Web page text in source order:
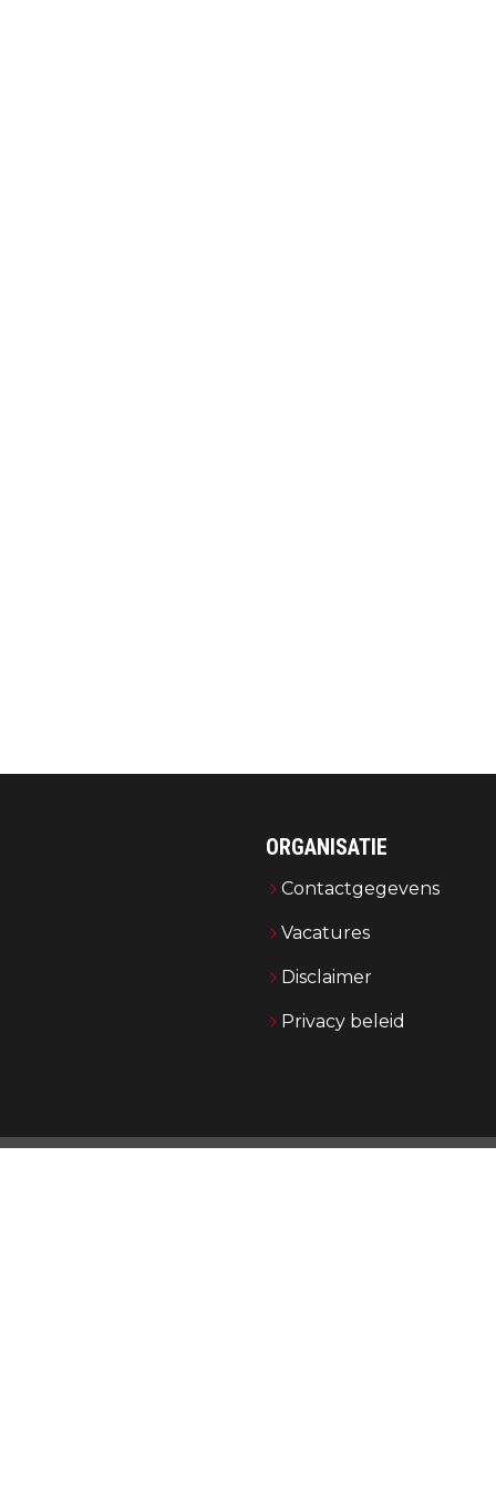
ORGANISATIE
Contactgegevens
Vacatures
Disclaimer
Privacy beleid